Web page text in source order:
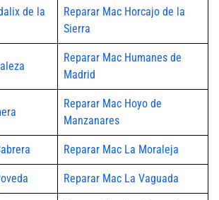
de la
Reparar Mac Horcajo de la
Sierra
Reparar Mac Humanes de
Madrid
Reparar Mac Hoyo de
Manzanares
Reparar Mac La Moraleja
Reparar Mac La Vaguada